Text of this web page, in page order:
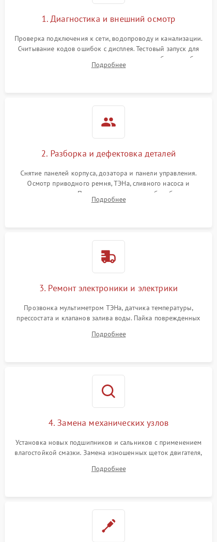
1. Диагностика и внешний осмотр
Проверка подключения к сети, водопроводу и канализации.
Считывание кодов ошибок с дисплея. Тестовый запуск для
выявления посторонних шумов, протечек или сбоев в работе
электронного модуля управления.
Подробнее
2. Разборка и дефектовка деталей
Снятие панелей корпуса, дозатора и панели управления.
Осмотр приводного ремня, ТЭНа, сливного насоса и
амортизаторов. Проверка подшипников барабана и
крестовины на износ, а манжеты люка на разрывы.
Подробнее
3. Ремонт электроники и электрики
Прозвонка мультиметром ТЭНа, датчика температуры,
прессостата и клапанов залива воды. Пайка поврежденных
Восстановление целостности проводки и контактов.
Подробнее
4. Замена механических узлов
Установка новых подшипников и сальников с применением
влагостойкой смазки. Замена изношенных щеток двигателя,
или поврежденной резиновой манжеты.
Подробнее